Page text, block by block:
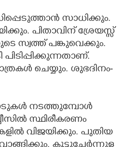
സാധിക്കും.
പിതാവിന് ശ്രേയസ്സ്
സ്വത്ത് പങ്കുവെക്കും.
ചെയ്യും. ശുഭദിനം-
നടത്തുമ്പോൾ
സ്ഥിരീകരണം
വിജയിക്കും. പുതിയ